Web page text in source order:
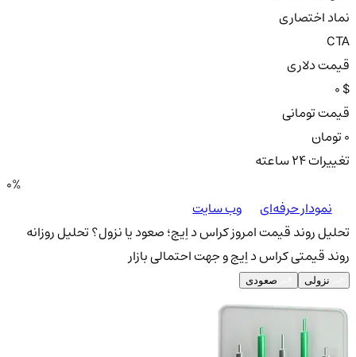
نماد اختصاری
CTA
قیمت دلاری
0 $
قیمت تومانی
تغییرات ۲۴ ساعته
0%
نمودار حرفه‌ای
وب سایت
تحلیل روند قیمت امروز کراس د اِیج؛ صعود یا نزول؟تحلیل روزانه
روند قیمتی کراس د اِیج و جهت احتمالی بازار
نزولی صعودی